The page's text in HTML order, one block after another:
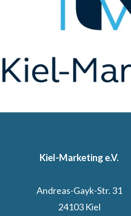
Kiel-Marketing e.V.
Andreas-Gayk-Str. 31
24103 Kiel